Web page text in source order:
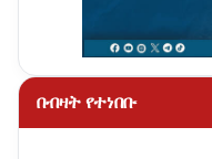
በብዛት የተነበቡ